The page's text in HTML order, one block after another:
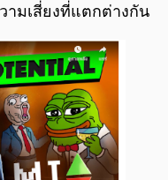
ามเสี่ยงที่แตกต่างกัน